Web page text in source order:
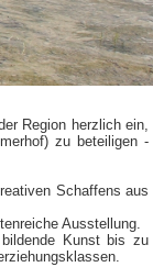
Region herzlich ein,
zu beteiligen -
Schaffens aus
Ausstellung.
Kunst bis zu